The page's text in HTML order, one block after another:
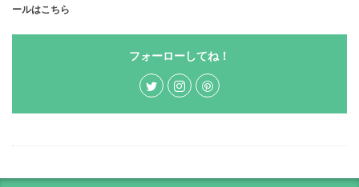
ールはこちら
フォーローしてね！